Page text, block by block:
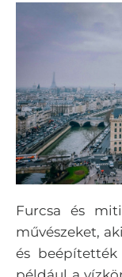
Furcsa és
művészeket,
és